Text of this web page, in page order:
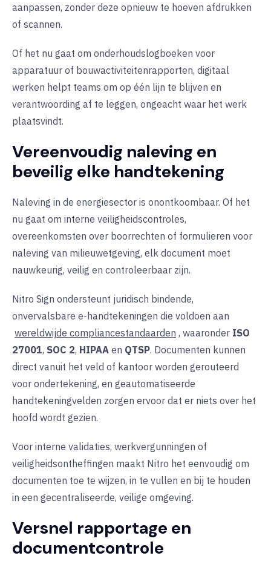
aanpassen, zonder deze opnieuw te hoeven afdrukken
of scannen.
Of het nu gaat om onderhoudslogboeken voor
apparatuur of bouwactiviteitenrapporten, digitaal
werken helpt teams om op één lijn te blijven en
verantwoording af te leggen, ongeacht waar het werk
plaatsvindt.
Vereenvoudig naleving en
beveilig elke handtekening
Naleving in de energiesector is onontkoombaar. Of het
nu gaat om interne veiligheidscontroles,
overeenkomsten over boorrechten of formulieren voor
naleving van milieuwetgeving, elk document moet
nauwkeurig, veilig en controleerbaar zijn.
Nitro Sign ondersteunt juridisch bindende,
onvervalsbare e-handtekeningen die voldoen aan
wereldwijde compliancestandaarden , waaronder ISO
27001, SOC 2, HIPAA en QTSP. Documenten kunnen
direct vanuit het veld of kantoor worden gerouteerd
voor ondertekening, en geautomatiseerde
handtekeningvelden zorgen ervoor dat er niets over het
hoofd wordt gezien.
Voor interne validaties, werkvergunningen of
veiligheidsontheffingen maakt Nitro het eenvoudig om
documenten toe te wijzen, in te vullen en bij te houden
in een gecentraliseerde, veilige omgeving.
Versnel rapportage en
documentcontrole